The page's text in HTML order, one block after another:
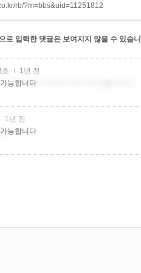
rb/?m=bbs&uid=11251812
로 입력한 댓글은 보여지지 않을 수 있습